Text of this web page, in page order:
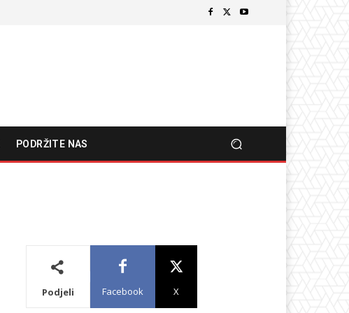
PODRŽITE NAS
Podjeli Facebook X